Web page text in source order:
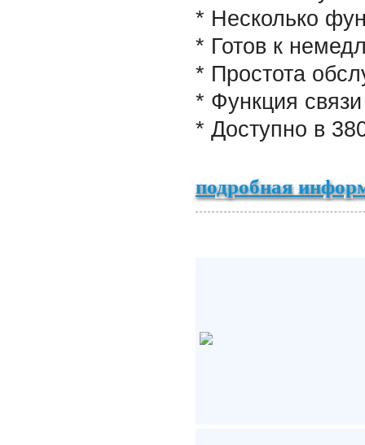
* Несколько
* Готов к
* Простота
* Функция
* Доступно в
подробная